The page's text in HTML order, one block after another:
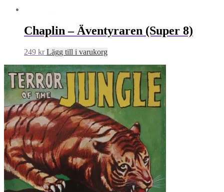
Chaplin – Äventyraren (Super 8)
249 kr Lägg till i varukorg